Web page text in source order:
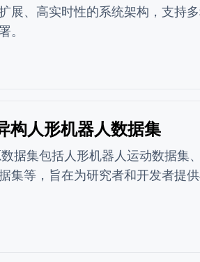
展、高实时性的系统架构，支持
。
构人形机器人数据集
据集包括人形机器人运动数据集
集等，旨在为研究者和开发者提